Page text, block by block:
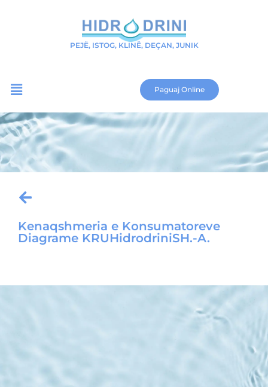
PEJË, ISTOG, KLINË, DEÇAN, JUNIK
Paguaj Online
Kenaqshmeria e Konsumatoreve
Diagrame KRUHidrodriniSH.-A.